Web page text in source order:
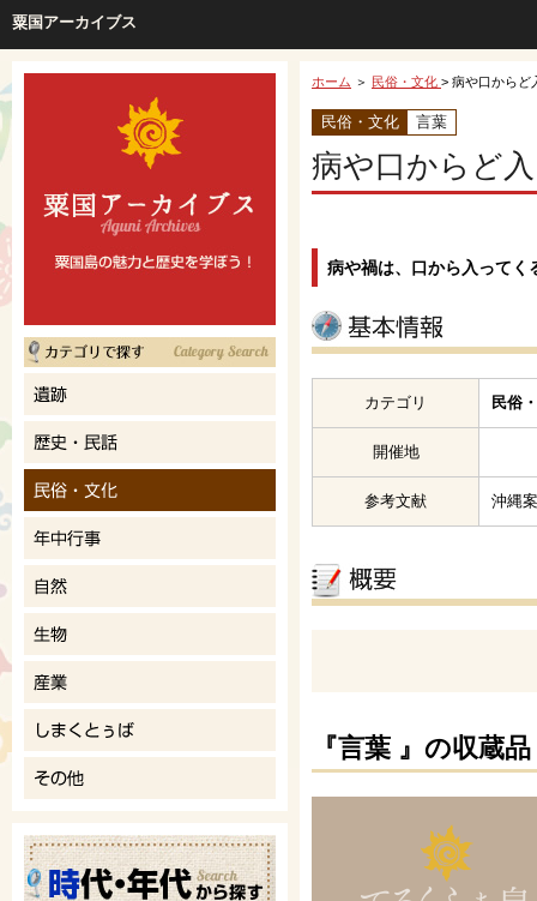
粟国アーカイブス
ホーム ＞ 民俗・文化 > 病や口からど
民俗・文化 言葉
病や口からど
病や禍は、口から入ってく
カテゴリ 民俗
開催地
参考文献 沖縄
『言葉 』の収蔵品